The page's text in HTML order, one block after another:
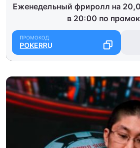
Еженедельный фриролл на
в 20:00 по
POKERRU